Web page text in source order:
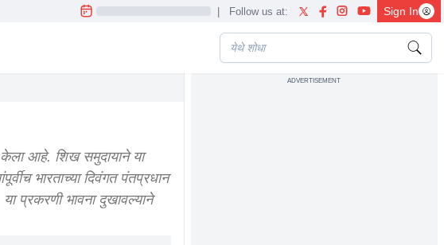
| Follow us at: Sign In
केला आहे. शिख समुदायाने या
भारताच्या दिवंगत पंतप्रधान
प्रकरणी भावना दुखावल्याने
ADVERTISEMENT